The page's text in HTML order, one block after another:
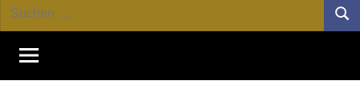
GEDICHT
blog
Forum
von
DAS
Suchen